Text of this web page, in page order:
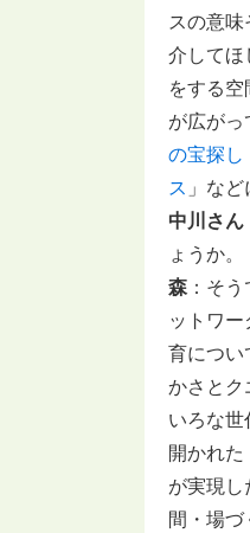
スの意
介してほ
をする
が広がっ
の宝探し
ス 」な
中川さん
ょうか。
森 ：そ
ットワ
育につい
かさとク
いろな
開かれた
が実現
間・場